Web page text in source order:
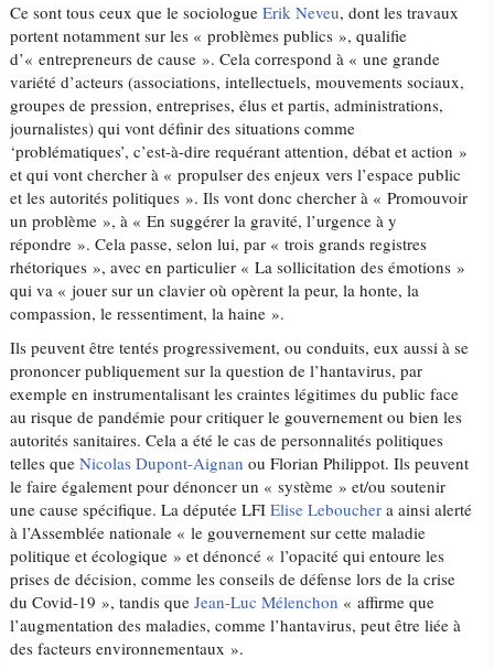
Ce sont tous ceux que le sociologueErik Neveu, dont les travaux
portent notamment sur les « problèmes publics », qualifie
d’« entrepreneurs de cause ». Cela correspond à « une grande
variété d’acteurs (associations, intellectuels, mouvements sociaux,
groupes de pression, entreprises, élus et partis, administrations,
journalistes) qui vont définir des situations comme
‘problématiques’, c’est-à-dire requérant attention, débat et action »
et qui vont chercher à « propulser des enjeux vers l’espace public
et les autorités politiques ». Ils vont donc chercher à « Promouvoir
un problème », à « En suggérer la gravité, l’urgence à y
répondre ». Cela passe, selon lui, par « trois grands registres
rhétoriques », avec en particulier « La sollicitation des émotions »
qui va « jouer sur un clavier où opèrent la peur, la honte, la
compassion, le ressentiment, la haine ».
Ils peuvent être tentés progressivement, ou conduits, eux aussi à se
prononcer publiquement sur la question de l’hantavirus, par
exemple en instrumentalisant les craintes légitimes du public face
au risque de pandémie pour critiquer le gouvernement ou bien les
autorités sanitaires. Cela a été le cas de personnalités politiques
telles queNicolas Dupont-Aignan ou Florian Philippot. Ils peuvent
le faire également pour dénoncer un « système » et/ou soutenir
une cause spécifique. La députée LFIElise Leboucher a ainsi alerté
à l’Assemblée nationale « le gouvernement sur cette maladie
politique et écologique » et dénoncé « l’opacité qui entoure les
prises de décision, comme les conseils de défense lors de la crise
du Covid-19 », tandis queJean-Luc Mélenchon « affirme que
l’augmentation des maladies, comme l’hantavirus, peut être liée à
des facteurs environnementaux ».